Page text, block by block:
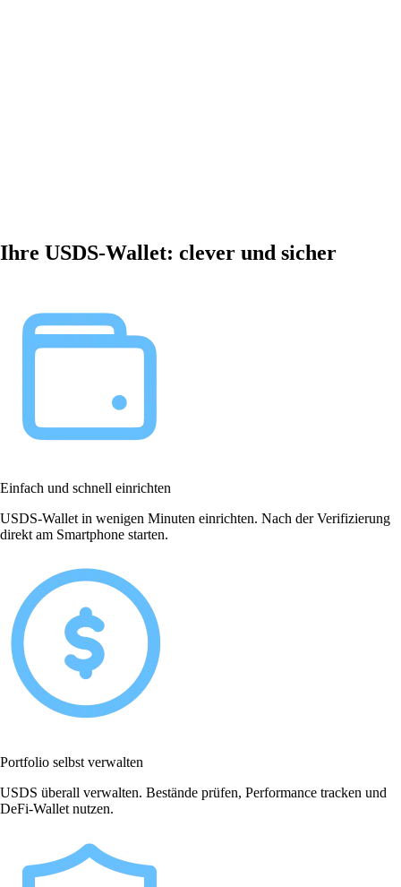
Ihre USDS-Wallet: clever und sicher
Einfach und schnell einrichten
USDS-Wallet in wenigen Minuten einrichten. Nach der Verifizierung
direkt am Smartphone starten.
Portfolio selbst verwalten
USDS überall verwalten. Bestände prüfen, Performance tracken und
DeFi-Wallet nutzen.